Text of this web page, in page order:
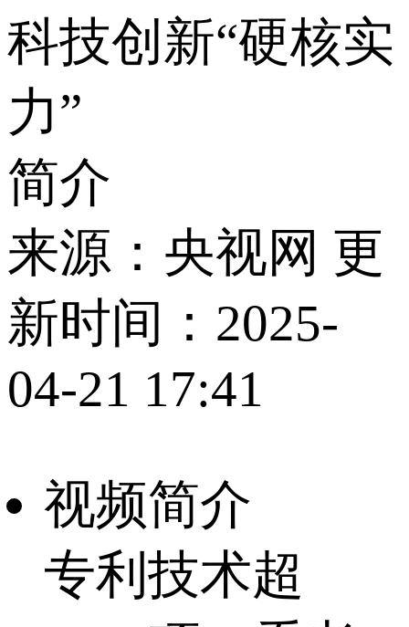
科技创新“硬核实
力”
简介
来源：央视网 更
新时间：2025-
04-21 17:41
视频简介
专利技术超